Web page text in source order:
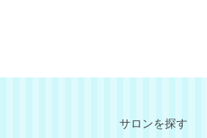
サロンを探す